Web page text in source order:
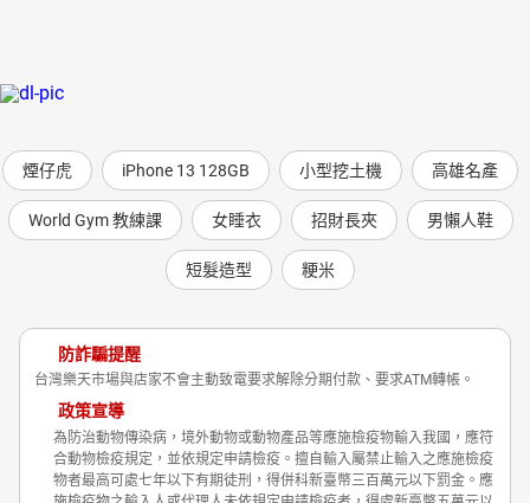
煙仔虎 iPhone 13 128GB 小型挖土機 高雄名產
World Gym 教練課 女睡衣 招財長夾 男懶人鞋
短髮造型 粳米
防詐騙提醒
台灣樂天市場與店家不會主動致電要求解除分期付款、要求ATM轉帳。
政策宣導
為防治動物傳染病，境外動物或動物產品等應施檢疫物輸入我國，應符
合動物檢疫規定，並依規定申請檢疫。擅自輸入屬禁止輸入之應施檢疫
物者最高可處七年以下有期徒刑，得併科新臺幣三百萬元以下罰金。應